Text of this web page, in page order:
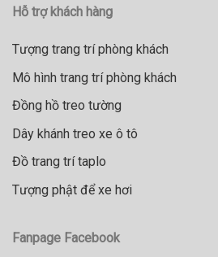
Hỗ trợ khách hàng
Tượng trang trí phòng khách
Mô hình trang trí phòng khách
Đồng hồ treo tường
Dây khánh treo xe ô tô
Đồ trang trí taplo
Tượng phật để xe hơi
Fanpage Facebook